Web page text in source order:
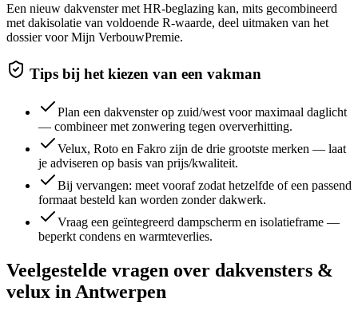
Een nieuw dakvenster met HR-beglazing kan, mits gecombineerd
met dakisolatie van voldoende R-waarde, deel uitmaken van het
dossier voor Mijn VerbouwPremie.
Tips bij het kiezen van een vakman
Plan een dakvenster op zuid/west voor maximaal daglicht
— combineer met zonwering tegen oververhitting.
Velux, Roto en Fakro zijn de drie grootste merken — laat
je adviseren op basis van prijs/kwaliteit.
Bij vervangen: meet vooraf zodat hetzelfde of een passend
formaat besteld kan worden zonder dakwerk.
Vraag een geïntegreerd dampscherm en isolatieframe —
beperkt condens en warmteverlies.
Veelgestelde vragen over dakvensters &
velux in Antwerpen